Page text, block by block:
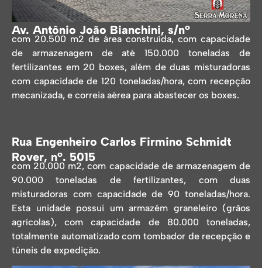
Av. Antônio João Bianchini, s/nº
com 20.500 m2 de área construída, com capacidade
de armazenagem de até 150.000 toneladas de
fertilizantes em 20 boxes, além de duas misturadoras
com capacidade de 120 toneladas/hora, com recepção
mecanizada, e correia aérea para abastecer os boxes.
Rua Engenheiro Carlos Firmino Schmidt
Rover, nº. 5015
com 20.000 m2, com capacidade de armazenagem de
90.000 toneladas de fertilizantes, com duas
misturadoras com capacidade de 90 toneladas/hora.
Esta unidade possui um armazém graneleiro (grãos
agrícolas), com capacidade de 80.000 toneladas,
totalmente automatizado com tombador de recepção e
túneis de expedição.